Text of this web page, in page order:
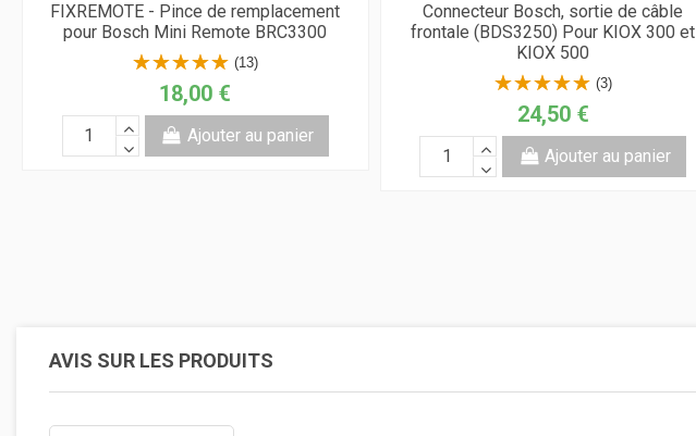
FIXREMOTE - Pince de remplacement
pour Bosch Mini Remote BRC3300
(13)
18,00 €
Ajouter au panier
Connecteur Bosch, sortie de câble
frontale (BDS3250) Pour KIOX 300 et
KIOX 500
(3)
24,50 €
Ajouter au panier
AVIS SUR LES PRODUITS